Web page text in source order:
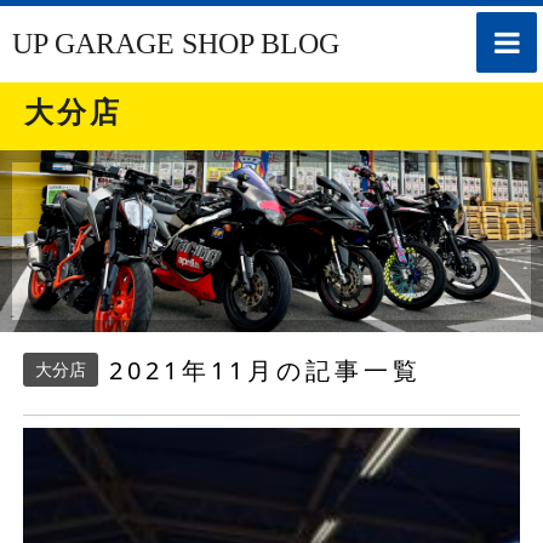
toggle
UP GARAGE SHOP BLOG
大分店
大分店 2021年11月の記事一覧